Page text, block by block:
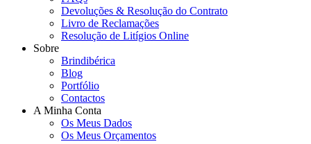
Devoluções & Resolução do Contrato
Livro de Reclamações
Resolução de Litígios Online
Sobre
Brindibérica
Blog
Portfólio
Contactos
A Minha Conta
Os Meus Dados
Os Meus Orçamentos